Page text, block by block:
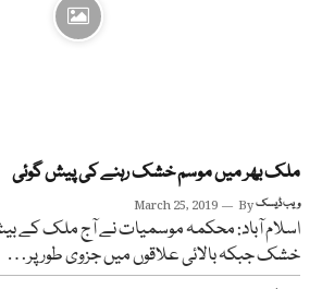
ملک بھر میں موسم خشک رہنے کی پیش گوئی
March 25, 2019 Byویب ڈیسک
اسلام آباد: محکمہ موسمیات نے آج ملک کے
خشک جبکہ بالائی علاقوں میں جزوی طور پر…